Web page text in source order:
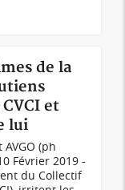
de la
et
lui
(ph
Février 2019 -
du Collectif